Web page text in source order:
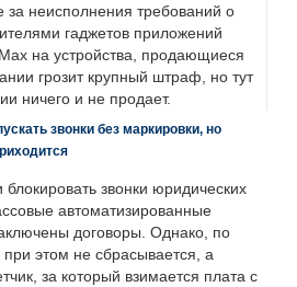
за неисполнения требований о
гаджетов приложений
на устройства, продающиеся
грозит крупный штраф, но тут
ничего и не продает.
звонки без маркировки, но
звонки юридических
автоматизированные
договоры. Однако, по
при этом не сбрасывается, а
за который взимается плата с